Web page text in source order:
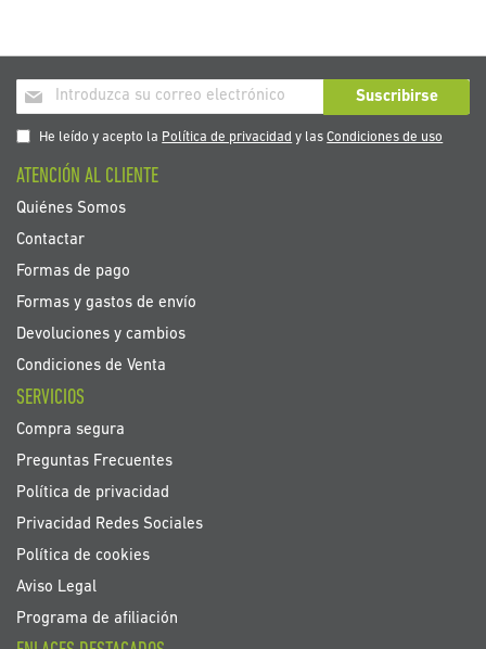
Inscríbase
a
nuestro
de
noticias:
Suscribirse
He leído y acepto la Política de privacidad y lasCondiciones de uso
ATENCIÓN AL CLIENTE
Quiénes Somos
Contactar
Formas de pago
Formas y gastos de envío
Devoluciones y cambios
Condiciones de Venta
SERVICIOS
Compra segura
Preguntas Frecuentes
Política de privacidad
Privacidad Redes Sociales
Política de cookies
Aviso Legal
Programa de afiliación